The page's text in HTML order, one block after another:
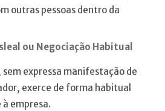
outras pessoas dentro da
ou Negociação Habitual
expressa manifestação de
exerce de forma habitual
empresa.